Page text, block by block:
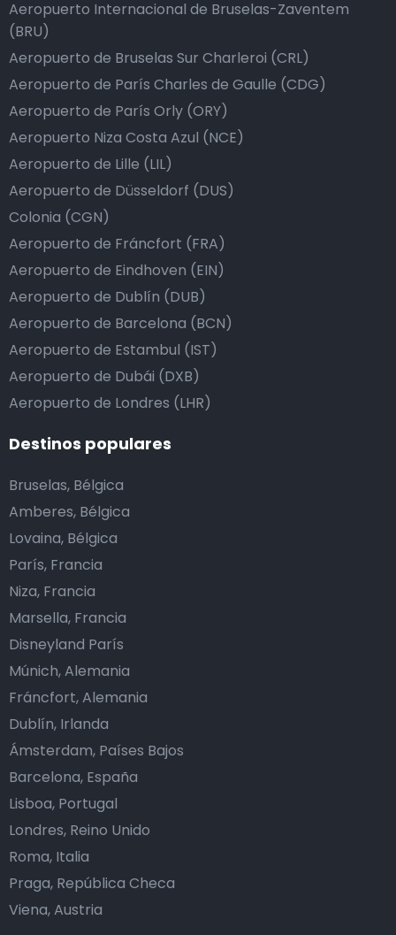
Aeropuerto Internacional de Bruselas-Zaventem
(BRU)
Aeropuerto de Bruselas Sur Charleroi (CRL)
Aeropuerto de París Charles de Gaulle (CDG)
Aeropuerto de París Orly (ORY)
Aeropuerto Niza Costa Azul (NCE)
Aeropuerto de Lille (LIL)
Aeropuerto de Düsseldorf (DUS)
Colonia (CGN)
Aeropuerto de Fráncfort (FRA)
Aeropuerto de Eindhoven (EIN)
Aeropuerto de Dublín (DUB)
Aeropuerto de Barcelona (BCN)
Aeropuerto de Estambul (IST)
Aeropuerto de Dubái (DXB)
Aeropuerto de Londres (LHR)
Destinos populares
Bruselas, Bélgica
Amberes, Bélgica
Lovaina, Bélgica
París, Francia
Niza, Francia
Marsella, Francia
Disneyland París
Múnich, Alemania
Fráncfort, Alemania
Dublín, Irlanda
Ámsterdam, Países Bajos
Barcelona, España
Lisboa, Portugal
Londres, Reino Unido
Roma, Italia
Praga, República Checa
Viena, Austria